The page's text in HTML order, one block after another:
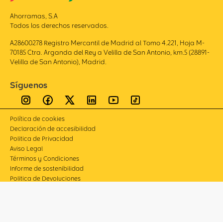
Ahorramas, S.A
Todos los derechos reservados.
A28600278 Registro Mercantil de Madrid al Tomo 4.221, Hoja M-
70185 Ctra. Arganda del Rey a Velilla de San Antonio, km.5 (28891-
Velilla de San Antonio), Madrid.
Síguenos
Política de cookies
Declaración de accesibilidad
Politica de Privacidad
Aviso Legal
Términos y Condiciones
Informe de sostenibilidad
Politica de Devoluciones